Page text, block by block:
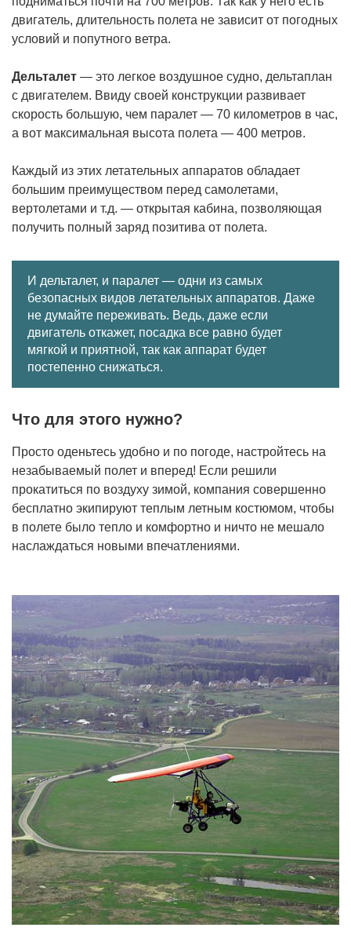
двигатель, длительность полета не зависит от погодных
условий и попутного ветра.
Дельталет — это легкое воздушное судно, дельтаплан
с двигателем. Ввиду своей конструкции развивает
скорость большую, чем паралет — 70 километров в час,
а вот максимальная высота полета — 400 метров.
Каждый из этих летательных аппаратов обладает
большим преимуществом перед самолетами,
вертолетами и т.д. — открытая кабина, позволяющая
получить полный заряд позитива от полета.
И дельталет, и паралет — одни из самых
безопасных видов летательных аппаратов. Даже
не думайте переживать. Ведь, даже если
двигатель откажет, посадка все равно будет
мягкой и приятной, так как аппарат будет
постепенно снижаться.
Что для этого нужно?
Просто оденьтесь удобно и по погоде, настройтесь на
незабываемый полет и вперед! Если решили
прокатиться по воздуху зимой, компания совершенно
бесплатно экипируют теплым летным костюмом, чтобы
в полете было тепло и комфортно и ничто не мешало
наслаждаться новыми впечатлениями.